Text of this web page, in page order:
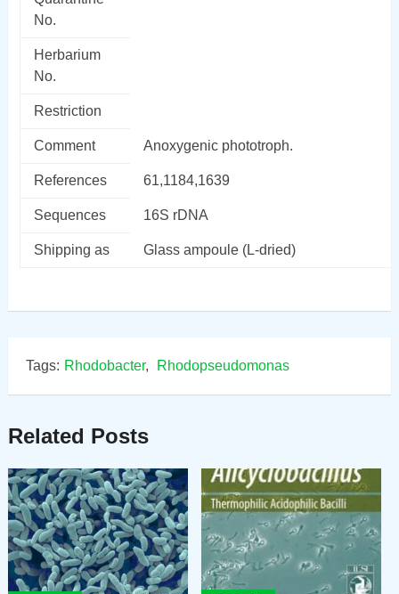
No.
Herbarium
No.
Restriction
Comment Anoxygenic phototroph.
References 61,1184,1639
Sequences 16S rDNA
Shipping as Glass ampoule (L-dried)
Tags: Rhodobacter, Rhodopseudomonas
Related Posts